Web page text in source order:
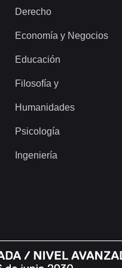
Derecho
Economía y Negocios
Educación
Filosofía y
Humanidades
Psicología
Ingeniería